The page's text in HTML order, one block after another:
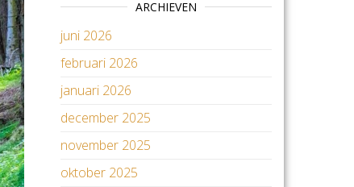
ARCHIEVEN
juni 2026
februari 2026
januari 2026
december 2025
november 2025
oktober 2025